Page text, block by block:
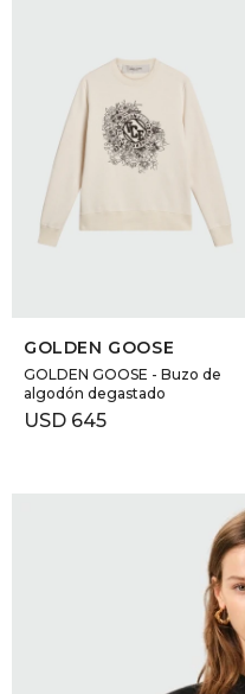
GOLDEN GOOSE
GOLDEN GOOSE - Buzo de
algodón degastado
USD 645